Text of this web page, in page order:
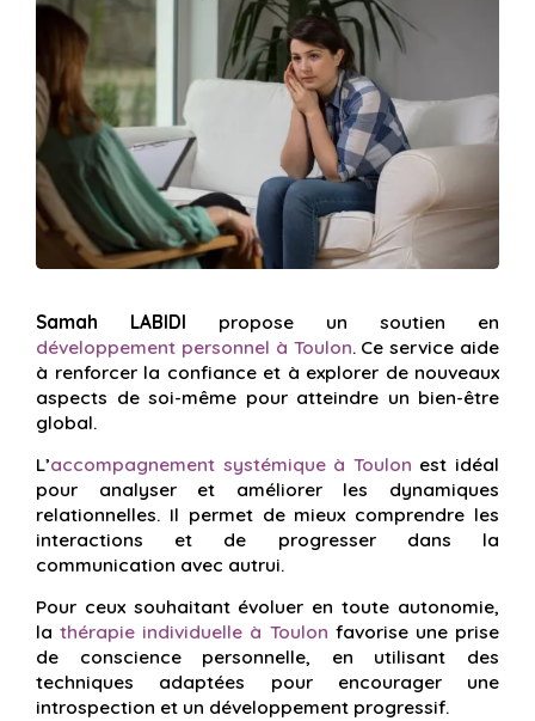
Samah LABIDI propose un soutien en
développement personnel à Toulon. Ce service aide
à renforcer la confiance et à explorer de nouveaux
aspects de soi-même pour atteindre un bien-être
global.
L’accompagnement systémique à Toulon est idéal
pour analyser et améliorer les dynamiques
relationnelles. Il permet de mieux comprendre les
interactions et de progresser dans la
communication avec autrui.
Pour ceux souhaitant évoluer en toute autonomie,
lathérapie individuelle à Toulon favorise une prise
de conscience personnelle, en utilisant des
techniques adaptées pour encourager une
introspection et un développement progressif.